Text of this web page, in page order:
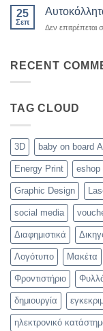
25
Σεπ
Δεν επιτρέπεται
RECENT
TAG CLOUD
3D baby on board
Energy Print eshop
Graphic Design
social media
Διαφημιστικά
Λογότυπο Μακέτα
Φροντιστήριο
δημιουργία
ηλεκτρονικό